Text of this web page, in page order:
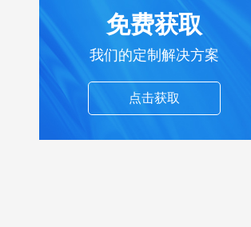
免费获取
我们的定制解决方案
点击获取